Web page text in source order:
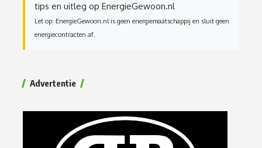
tips en uitleg op EnergieGewoon.nl
Let op: EnergieGewoon.nl is geen energiemaatschappij en sluit geen
energiecontracten af.
Advertentie